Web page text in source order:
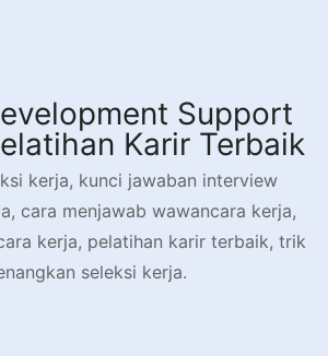
Support
Karir Terbaik
kerja, kunci jawaban interview
cara menjawab wawancara kerja,
kerja, pelatihan karir terbaik, trik
seleksi kerja.